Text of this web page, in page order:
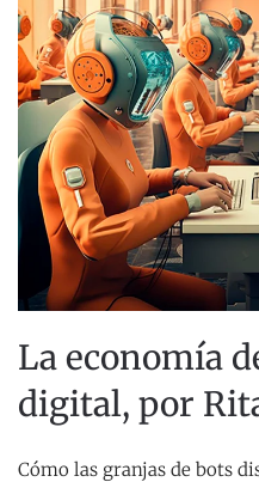
La economía
digital, por
Cómo las granjas de bots